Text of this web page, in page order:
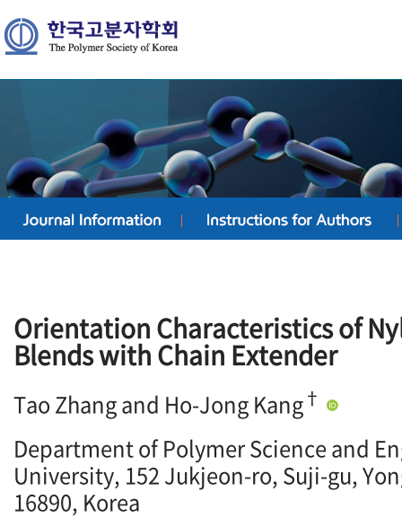
Orientation Characteristics of
Blends with Chain Extender
Tao Zhang and Ho-Jong Kang†
Department of Polymer Science and
University, 152 Jukjeon-ro, Suji-gu,
16890, Korea